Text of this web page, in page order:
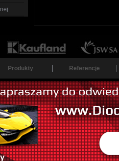
Produkty Referencje